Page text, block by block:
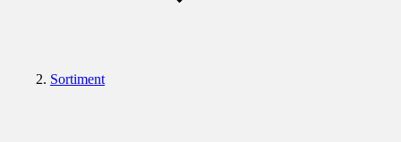
Sortiment